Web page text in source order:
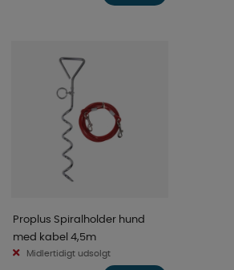
Proplus Spiralholder hund
med kabel 4,5m
Midlertidigt udsolgt